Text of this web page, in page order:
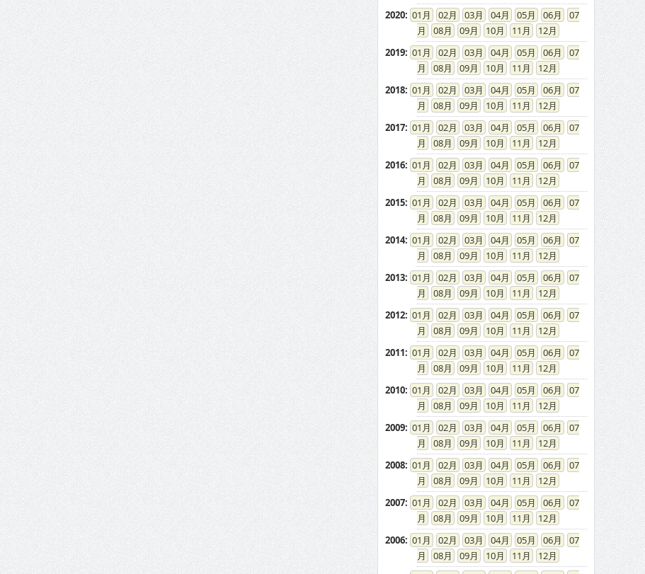
2020: 01 02 03 04 05 06
07
08
09 10 11
12
2019: 01 02 03 04 05 06
07
08
09 10 11
12
2018: 01 02 03 04 05 06
07
08
09 10 11
12
2017: 01 02 03 04 05 06
07
08
09 10 11
12
2016: 01 02 03 04 05 06
07
08
09 10 11
12
2015: 01 02 03 04 05 06
07
08
09 10 11
12
2014: 01 02 03 04 05 06
07
08
09 10 11
12
2013: 01 02 03 04 05 06
07
08
09 10 11
12
2012: 01 02 03 04 05 06
07
08
09 10 11
12
2011: 01 02 03 04 05 06
07
08
09 10 11
12
2010: 01 02 03 04 05 06
07
08
09 10 11
12
2009: 01 02 03 04 05 06
07
08
09 10 11
12
2008: 01 02 03 04 05 06
07
08
09 10 11
12
2007: 01 02 03 04 05 06
07
08
09 10 11
12
2006: 01 02 03 04 05 06
07
08
09 10 11
12